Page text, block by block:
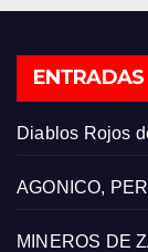
ENTRADAS
Diablos Rojos
AGONICO,
MINEROS DE